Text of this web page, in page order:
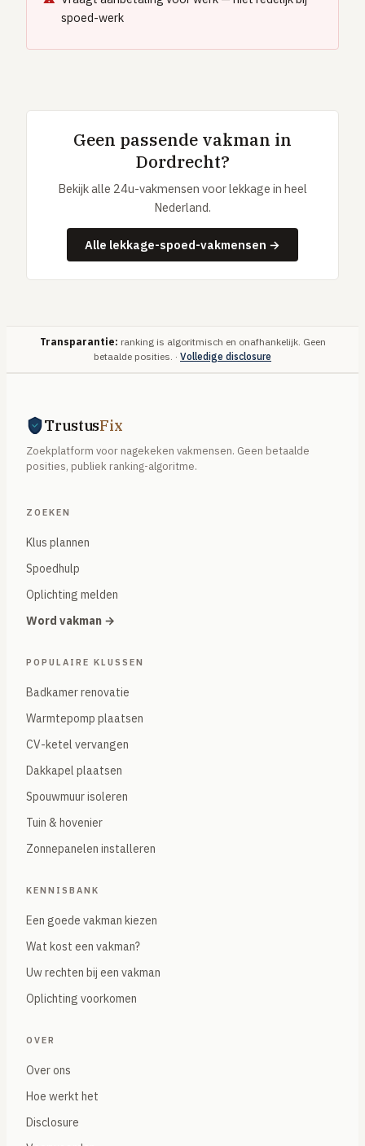
spoed-werk
Geen passende vakman in
Dordrecht?
Bekijk alle 24u-vakmensen voor lekkage in heel
Nederland.
Alle lekkage-spoed-vakmensen →
Transparantie: ranking is algoritmisch en onafhankelijk. Geen
betaalde posities. · Volledige disclosure
TrustusFix
Zoekplatform voor nagekeken vakmensen. Geen betaalde
posities, publiek ranking-algoritme.
ZOEKEN
Klus plannen
Spoedhulp
Oplichting melden
Word vakman →
POPULAIRE KLUSSEN
Badkamer renovatie
Warmtepomp plaatsen
CV-ketel vervangen
Dakkapel plaatsen
Spouwmuur isoleren
Tuin & hovenier
Zonnepanelen installeren
KENNISBANK
Een goede vakman kiezen
Wat kost een vakman?
Uw rechten bij een vakman
Oplichting voorkomen
OVER
Over ons
Hoe werkt het
Disclosure